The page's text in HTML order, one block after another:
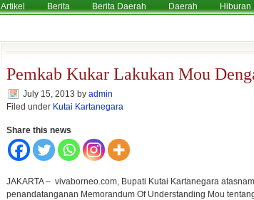
Artikel Berita Berita Daerah Daerah Hiburan
Pemkab Kukar Lakukan Mou
July 15, 2013 by admin
Filed under Kutai Kartanegara
Share this news
JAKARTA – vivaborneo.com, Bupati Kutai Kartanegara
penandatanganan Memorandum Of Understanding Mou